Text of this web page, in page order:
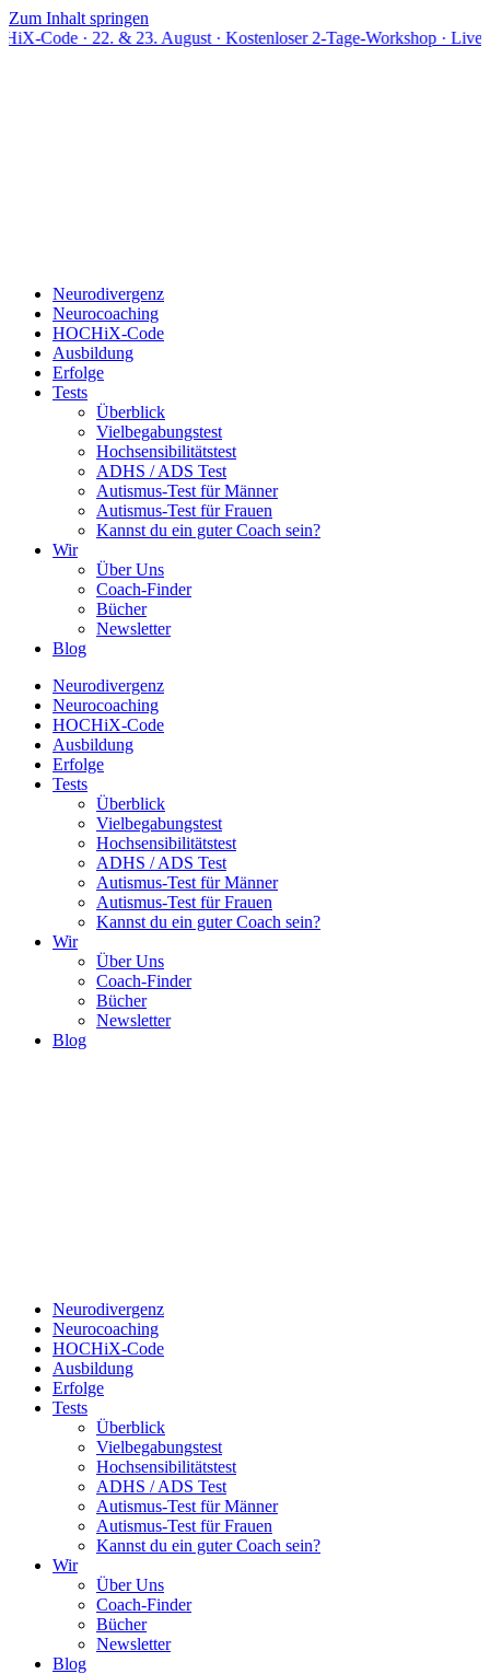
Zum Inhalt springen
22. & 23. August · Kostenloser 2-Tage-Workshop · Live online
Neurodivergenz
Neurocoaching
HOCHiX-Code
Ausbildung
Erfolge
Tests
Überblick
Vielbegabungstest
Hochsensibilitätstest
ADHS / ADS Test
Autismus-Test für Männer
Autismus-Test für Frauen
Kannst du ein guter Coach sein?
Wir
Über Uns
Coach-Finder
Bücher
Newsletter
Blog
Neurodivergenz
Neurocoaching
HOCHiX-Code
Ausbildung
Erfolge
Tests
Überblick
Vielbegabungstest
Hochsensibilitätstest
ADHS / ADS Test
Autismus-Test für Männer
Autismus-Test für Frauen
Kannst du ein guter Coach sein?
Wir
Über Uns
Coach-Finder
Bücher
Newsletter
Blog
Neurodivergenz
Neurocoaching
HOCHiX-Code
Ausbildung
Erfolge
Tests
Überblick
Vielbegabungstest
Hochsensibilitätstest
ADHS / ADS Test
Autismus-Test für Männer
Autismus-Test für Frauen
Kannst du ein guter Coach sein?
Wir
Über Uns
Coach-Finder
Bücher
Newsletter
Blog